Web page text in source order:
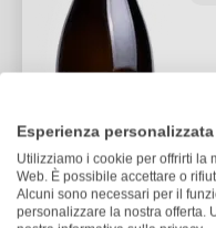
Esperienza personalizzata
Utilizziamo i cookie per offrirti la
Web. È possibile accettare o
Alcuni sono necessari per il
personalizzare la nostra offerta.